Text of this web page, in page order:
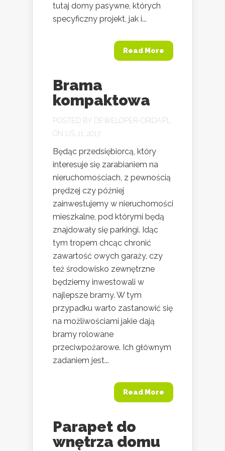
tutaj domy pasywne, których
specyficzny projekt, jak i...
Read More
Brama
kompaktowa
POSTED BY DEWELOPER-ORIDA.PL
ON LIS 11, 2017
Będąc przedsiębiorcą, który
interesuje się zarabianiem na
nieruchomościach, z pewnością
prędzej czy później
zainwestujemy w nieruchomości
mieszkalne, pod którymi będą
znajdowały się parkingi. Idąc
tym tropem chcąc chronić
zawartość owych garaży, czy
też środowisko zewnętrzne
będziemy inwestowali w
najlepsze bramy. W tym
przypadku warto zastanowić się
na możliwościami jakie dają
bramy rolowane
przeciwpożarowe. Ich głównym
zadaniem jest...
Read More
Parapet do
wnętrza domu